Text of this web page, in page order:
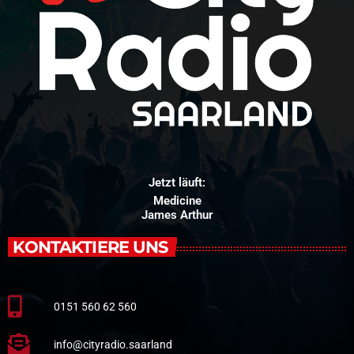
Jetzt läuft:
Medicine
James Arthur
KONTAKTIERE UNS
0151 560 62 560
info@cityradio.saarland